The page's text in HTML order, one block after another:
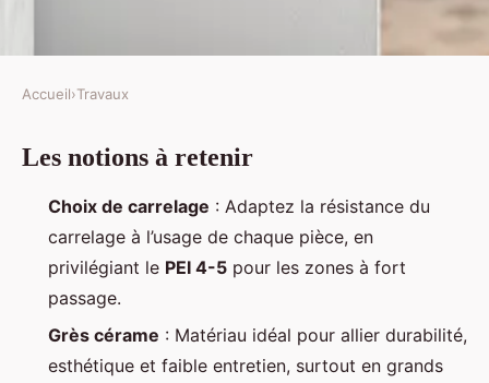
Les 10 meilleurs conseils pour
sélectionner votre carrelage
intérieur
Auberte 09/03/2026 12:07 11 min de lecture
Accueil›Travaux
Les notions à retenir
Choix de carrelage : Adaptez la résistance du
carrelage à l’usage de chaque pièce, en
privilégiant le PEI 4-5 pour les zones à fort
passage.
Grès cérame : Matériau idéal pour allier durabilité,
esthétique et faible entretien, surtout en grands